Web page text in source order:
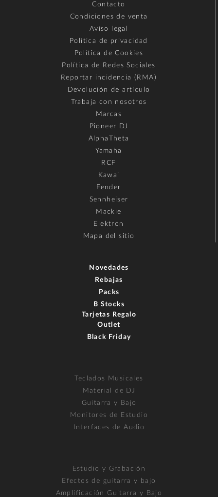
Contacto
Condiciones de venta
Aviso legal
Política de privacidad
Política de Cookies
Política de Redes Sociales
Reportar incidencia (RMA)
Devolución de artículo
Trabaja con nosotros
Marcas
Pioneer DJ
AlphaTheta
Yamaha
RCF
Kawai
Fender
Sennheiser
Mackie
Elektron
Mapa del sitio
Novedades
Rebajas
Packs
B Stocks
Tarjetas Regalo
Outlet
Black Friday
Teclados Musicales
Material de DJ
Guitarra y Bajo
Monitores de Estudio
Interfaces de Audio
Estudio y Grabación
Efectos de guitarra y bajo
Amplificación Guitarra y Bajo